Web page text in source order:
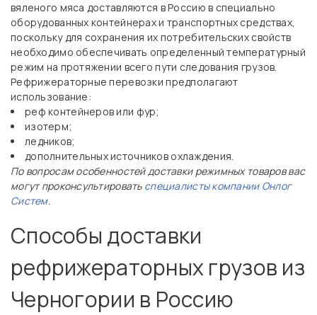
вяленого мяса доставляются в Россию в специально
оборудованных контейнерах и транспортных средствах,
поскольку для сохранения их потребительских свойств
необходимо обеспечивать определенный температурный
режим на протяжении всего пути следования грузов.
Рефрижераторные перевозки предполагают
использование:
реф контейнеров или фур;
изотерм;
ледников;
дополнительных источников охлаждения.
По вопросам особенностей доставки режимных товаров вас
могут проконсультировать специалисты компании Онлог
Систем.
Способы доставки
рефрижераторных грузов из
Черногории в Россию